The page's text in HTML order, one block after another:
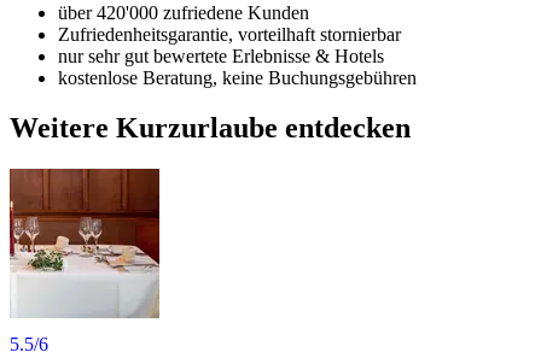
über 420'000 zufriedene Kunden
Zufriedenheitsgarantie, vorteilhaft stornierbar
nur sehr gut bewertete Erlebnisse & Hotels
kostenlose Beratung, keine Buchungsgebühren
Weitere Kurzurlaube entdecken
5.5/6